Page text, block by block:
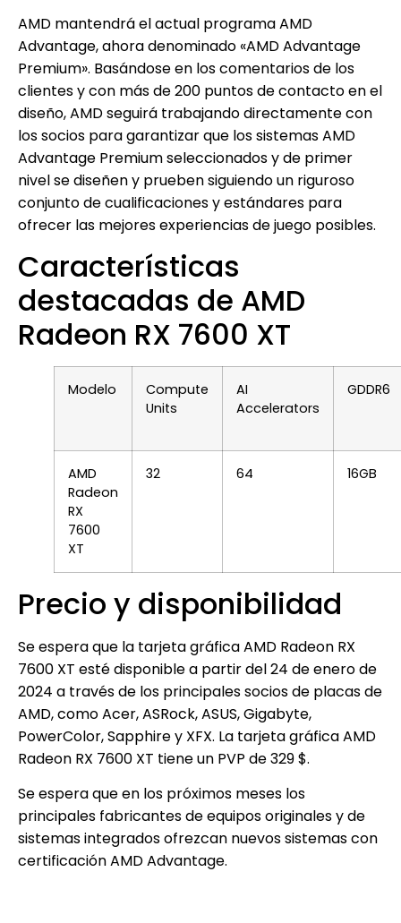
AMD mantendrá el actual programa AMD
Advantage, ahora denominado «AMD Advantage
Premium». Basándose en los comentarios de los
clientes y con más de 200 puntos de contacto en el
diseño, AMD seguirá trabajando directamente con
los socios para garantizar que los sistemas AMD
Advantage Premium seleccionados y de primer
nivel se diseñen y prueben siguiendo un riguroso
conjunto de cualificaciones y estándares para
ofrecer las mejores experiencias de juego posibles.
Características
destacadas de AMD
Radeon RX 7600 XT
Modelo
Compute
Units
AI
Accelerators
GDDR6
AMD
Radeon
RX
7600
XT
32 64 16GB
Precio y disponibilidad
Se espera que la tarjeta gráfica AMD Radeon RX
7600 XT esté disponible a partir del 24 de enero de
2024 a través de los principales socios de placas de
AMD, como Acer, ASRock, ASUS, Gigabyte,
PowerColor, Sapphire y XFX. La tarjeta gráfica AMD
Radeon RX 7600 XT tiene un PVP de 329 $.
Se espera que en los próximos meses los
principales fabricantes de equipos originales y de
sistemas integrados ofrezcan nuevos sistemas con
certificación AMD Advantage.